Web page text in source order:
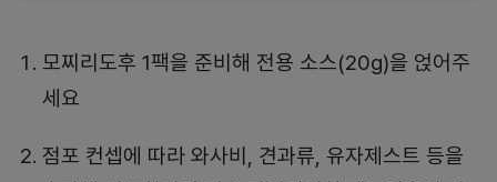
모찌리도후 1팩을 준비해 전용 소스(20g)을 얹어주
세요
점포 컨셉에 따라 와사비, 견과류, 유자제스트 등을